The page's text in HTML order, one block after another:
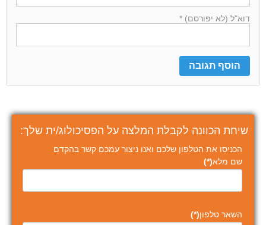
דוא"ל (לא יפורסם) *
שיחת הכוונה לקבלת המלצה על הפסיכולוג/ית שלך:
הכניסו את הטלפון שלכם ואנו ניצור עמכם קשר בהקדם
שם מלא(*)
השאר טלפון(*)